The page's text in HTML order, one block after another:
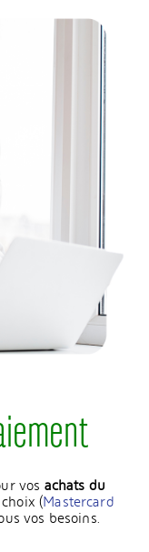
vos achats du
(Mastercard
vos besoins.